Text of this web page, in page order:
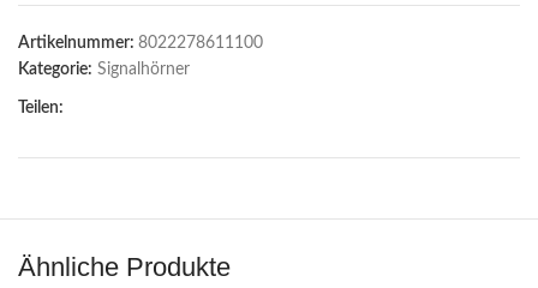
Artikelnummer: 8022278611100
Kategorie: Signalhörner
Teilen:
Ähnliche Produkte